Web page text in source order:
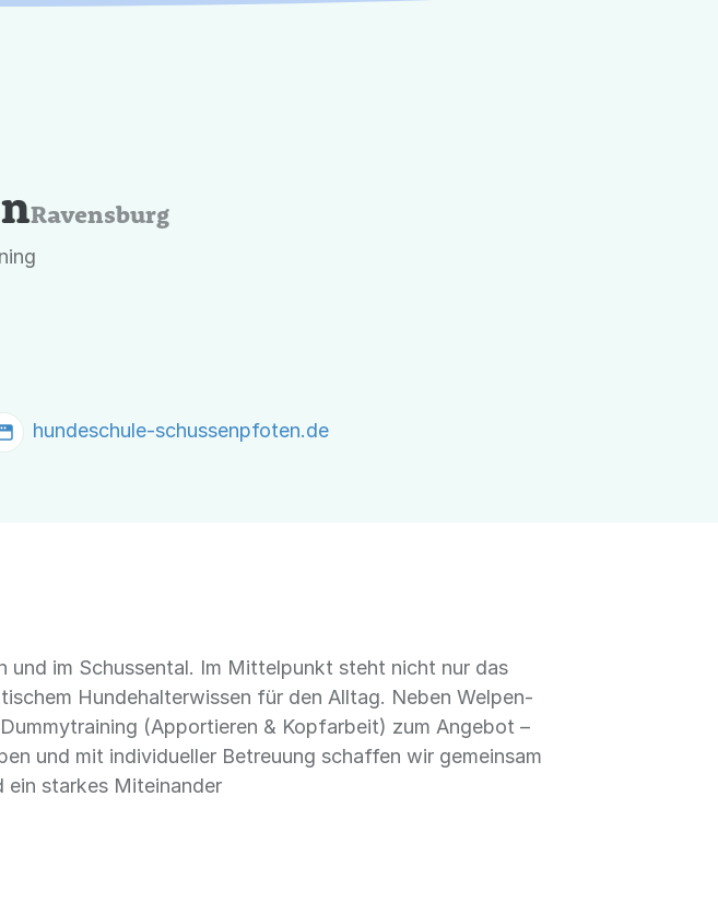
Ravensburg
hundeschule-schussenpfoten.de
und im Schussental. Im Mittelpunkt steht nicht nur das
Hundehalterwissen für den Alltag. Neben Welpen-
(Apportieren & Kopfarbeit) zum Angebot –
und mit individueller Betreuung schaffen wir gemeinsam
ein starkes Miteinander